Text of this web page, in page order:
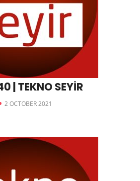
| TEKNO SEYİR
2 OCTOBER 2021